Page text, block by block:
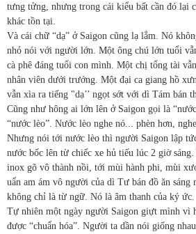
tưng tửng, nhưng trong cái kiểu bất cần đó lại
khác tồn tại.
Và cái chữ “dạ” ở Saigon cũng lạ lắm. Nó
nhỏ nói với người lớn. Một ông chú lớn tuổi
cà phê đáng tuổi con mình. Một chị tổng tài
nhân viên dưới trướng. Một đại ca giang hồ
vẫn xìa ra tiếng "dạ’’ ngọt sớt với dì Tám bán
Cũng như hông ai lớn lên ở Saigon gọi là
“nước lèo”. Nước lèo nghe nó... phèn hơn,
Nhưng nói tới nước lèo thì người Saigon lập
nước bốc lên từ chiếc xe hủ tiếu lúc 2 giờ
inox gõ vô thành nồi, tới mùi hành phi, mùi
uẩn am ám vô người của dì Tư bán đồ ăn sáng
không chỉ là từ ngữ. Nó là âm thanh của ký ức.
Tự nhiên một ngày người Saigon giựt mình vì
được “chuẩn hóa”. Người ta dần nói giống